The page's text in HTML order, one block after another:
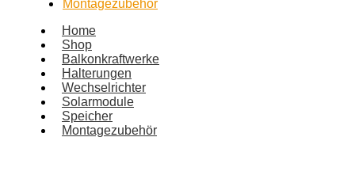
Montagezubehör
Home
Shop
Balkonkraftwerke
Halterungen
Wechselrichter
Solarmodule
Speicher
Montagezubehör